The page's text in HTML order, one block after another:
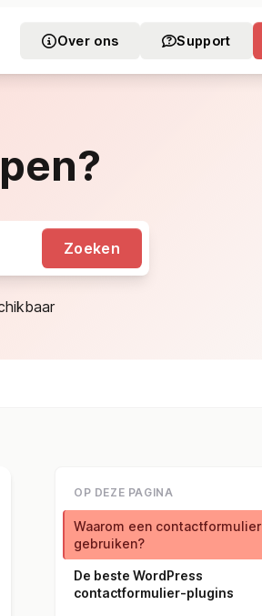
Over ons Support
Zoeken
OP DEZE PAGINA
Waarom een contactformulier
gebruiken?
De beste WordPress
contactformulier-plugins